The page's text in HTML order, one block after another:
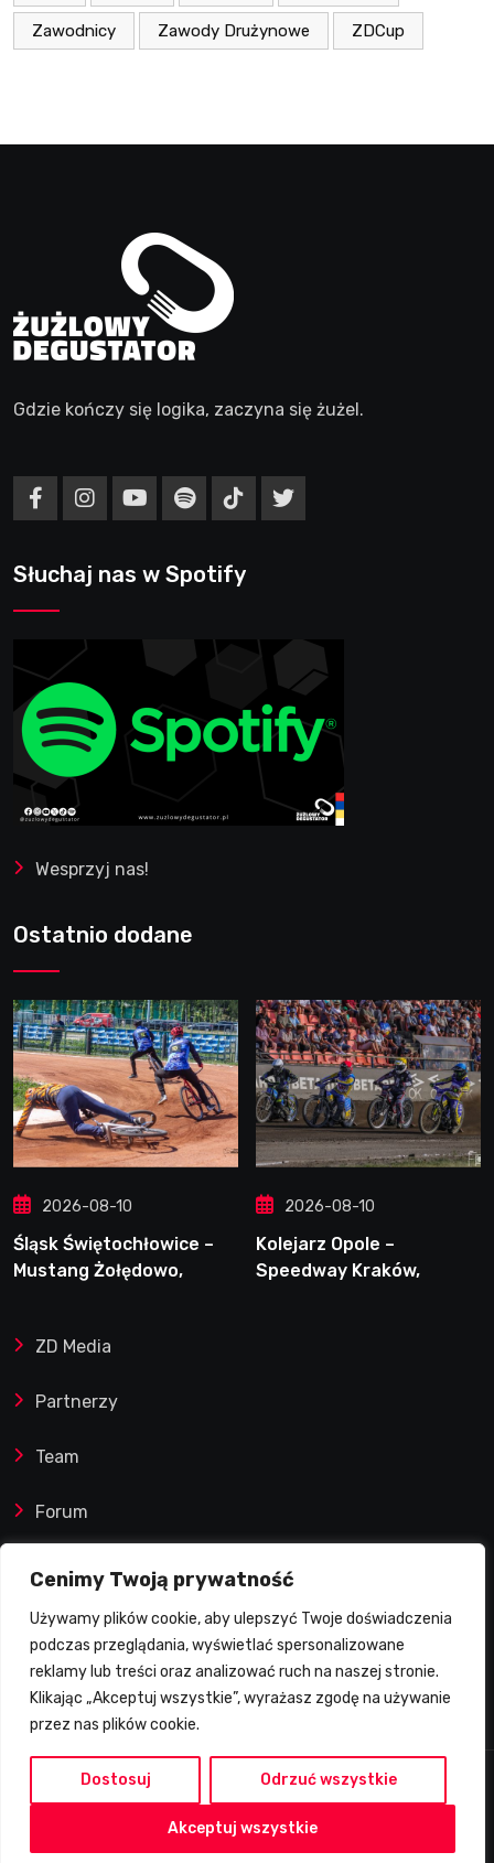
Cenimy Twoją prywatność
Używamy plików cookie, aby ulepszyć Twoje doświadczenia
podczas przeglądania, wyświetlać spersonalizowane
reklamy lub treści oraz analizować ruch na naszej stronie.
Klikając „Akceptuj wszystkie”, wyrażasz zgodę na używanie
przez nas plików cookie.
Dostosuj Odrzuć wszystkie
Akceptuj wszystkie
Zawodnicy Zawody Drużynowe ZDCup
Gdzie kończy się logika, zaczyna się żużel.
Słuchaj nas w Spotify
Wesprzyj nas!
Ostatnio dodane
2026-08-10
Śląsk Świętochłowice –
Mustang Żołędowo,
2026-08-10
Kolejarz Opole –
Speedway Kraków,
ZD Media
Partnerzy
Team
Forum
Reklamy i współprace
Prawa autorskie
Polityka Prywatności
2026 © Żużlowy Degustator | Wszelkie prawa